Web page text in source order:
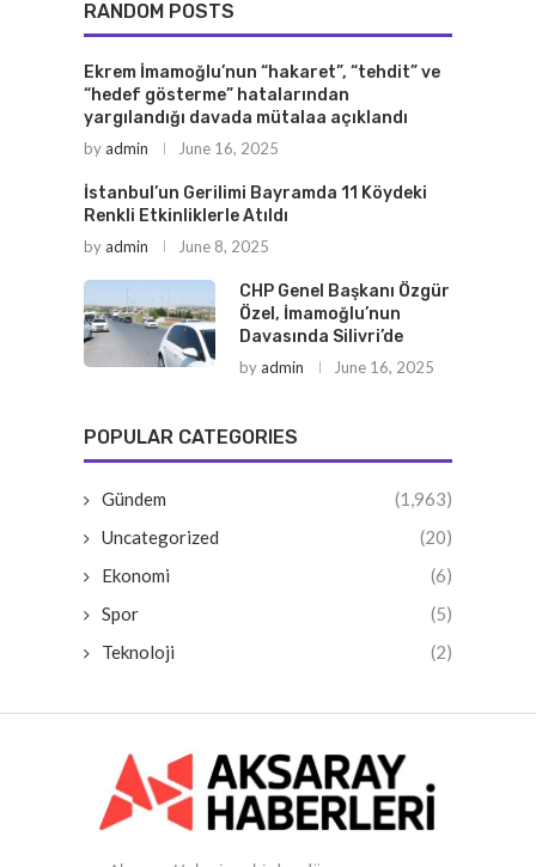
RANDOM POSTS
Ekrem İmamoğlu’nun “hakaret”, “tehdit” ve
“hedef gösterme” hatalarından
yargılandığı davada mütalaa açıklandı
byadmin June 16, 2025
İstanbul’un Gerilimi Bayramda 11 Köydeki
Renkli Etkinliklerle Atıldı
byadmin June 8, 2025
CHP Genel Başkanı Özgür
Özel, İmamoğlu’nun
Davasında Silivri’de
byadmin June 16, 2025
POPULAR CATEGORIES
Gündem
(1,963)
Uncategorized
(20)
Ekonomi
(6)
Spor
(5)
Teknoloji
(2)